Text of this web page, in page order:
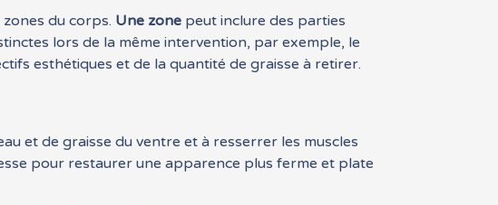
du corps. Une zone peut inclure des parties
lors de la même intervention, par exemple, le
esthétiques et de la quantité de graisse à retirer.
et de graisse du ventre et à resserrer les muscles
pour restaurer une apparence plus ferme et plate